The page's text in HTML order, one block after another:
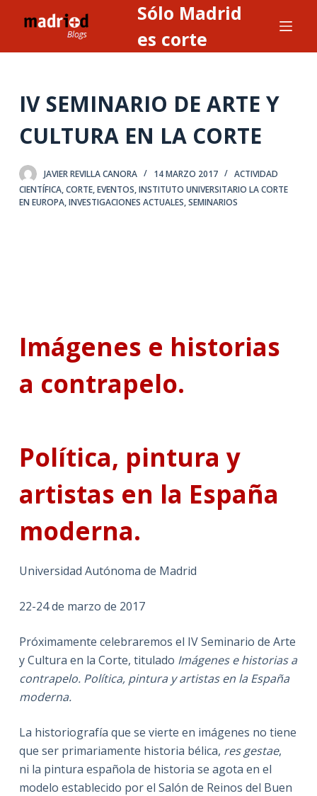
l
o
n
Sólo Madrid
es corte
IV SEMINARIO DE ARTE Y
CULTURA EN LA CORTE
JAVIER REVILLA CANORA 14 MARZO 2017
ACTIVIDAD
CIENTÍFICA,CORTE,EVENTOS,INSTITUTO UNIVERSITARIO LA CORTE
EN EUROPA,INVESTIGACIONES ACTUALES,SEMINARIOS
Imágenes e historias
a contrapelo.
Política, pintura y
artistas en la España
moderna.
Universidad Autónoma de Madrid
22-24 de marzo de 2017
Próximamente celebraremos el IV Seminario de Arte
y Cultura en la Corte, titulado Imágenes e historias a
contrapelo. Política, pintura y artistas en la España
moderna.
La historiografía que se vierte en imágenes no tiene
que ser primariamente historia bélica, res gestae,
ni la pintura española de historia se agota en el
modelo establecido por el Salón de Reinos del Buen